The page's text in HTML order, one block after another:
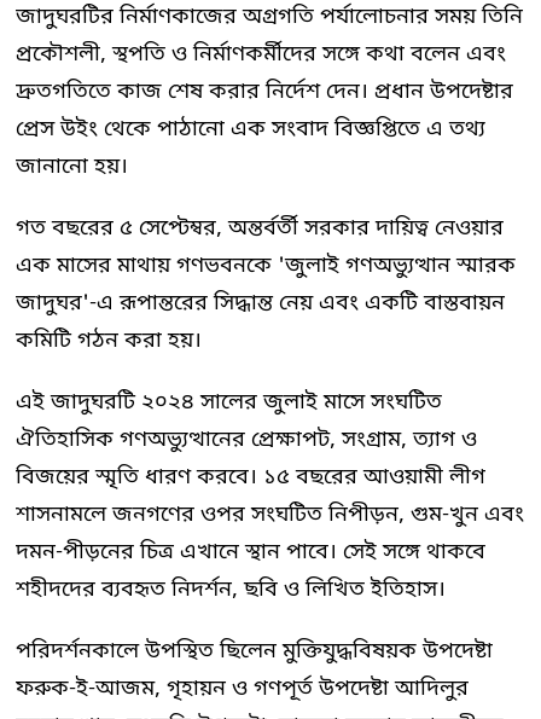
জাদুঘরটির নির্মাণকাজের অগ্রগতি পর্যালোচনার সময় তিনি
প্রকৌশলী, স্থপতি ও নির্মাণকর্মীদের সঙ্গে কথা বলেন এবং
দ্রুতগতিতে কাজ শেষ করার নির্দেশ দেন। প্রধান উপদেষ্টার
প্রেস উইং থেকে পাঠানো এক সংবাদ বিজ্ঞপ্তিতে এ তথ্য
জানানো হয়।
গত বছরের ৫ সেপ্টেম্বর, অন্তর্বর্তী সরকার দায়িত্ব নেওয়ার
এক মাসের মাথায় গণভবনকে 'জুলাই গণঅভ্যুত্থান স্মারক
জাদুঘর'-এ রূপান্তরের সিদ্ধান্ত নেয় এবং একটি বাস্তবায়ন
কমিটি গঠন করা হয়।
এই জাদুঘরটি ২০২৪ সালের জুলাই মাসে সংঘটিত
ঐতিহাসিক গণঅভ্যুত্থানের প্রেক্ষাপট, সংগ্রাম, ত্যাগ ও
বিজয়ের স্মৃতি ধারণ করবে। ১৫ বছরের আওয়ামী লীগ
শাসনামলে জনগণের ওপর সংঘটিত নিপীড়ন, গুম-খুন এবং
দমন-পীড়নের চিত্র এখানে স্থান পাবে। সেই সঙ্গে থাকবে
শহীদদের ব্যবহৃত নিদর্শন, ছবি ও লিখিত ইতিহাস।
পরিদর্শনকালে উপস্থিত ছিলেন মুক্তিযুদ্ধবিষয়ক উপদেষ্টা
ফরুক-ই-আজম, গৃহায়ন ও গণপূর্ত উপদেষ্টা আদিলুর